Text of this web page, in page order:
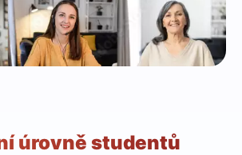
úrovně studentů